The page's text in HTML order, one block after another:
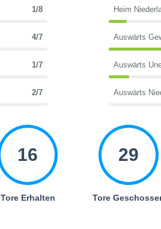
1/8
4/7
1/7
2/7
16
Tore Erhalten
Heim
Auswärts
Auswärts
Auswärts
29
Tore